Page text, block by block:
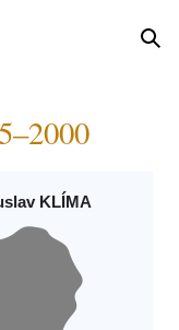
KLÍMA